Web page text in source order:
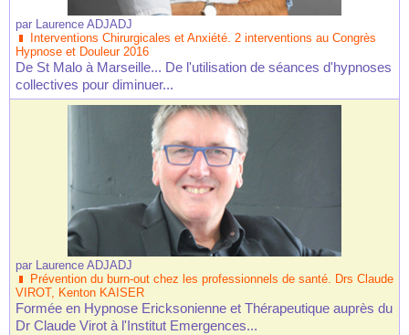
par Laurence ADJADJ
Interventions Chirurgicales et Anxiété. 2 interventions au Congrès
Hypnose et Douleur 2016
De St Malo à Marseille... De l'utilisation de séances d'hypnoses
collectives pour diminuer...
par Laurence ADJADJ
Prévention du burn-out chez les professionnels de santé. Drs Claude
VIROT, Kenton KAISER
Formée en Hypnose Ericksonienne et Thérapeutique auprès du
Dr Claude Virot à l'Institut Emergences...